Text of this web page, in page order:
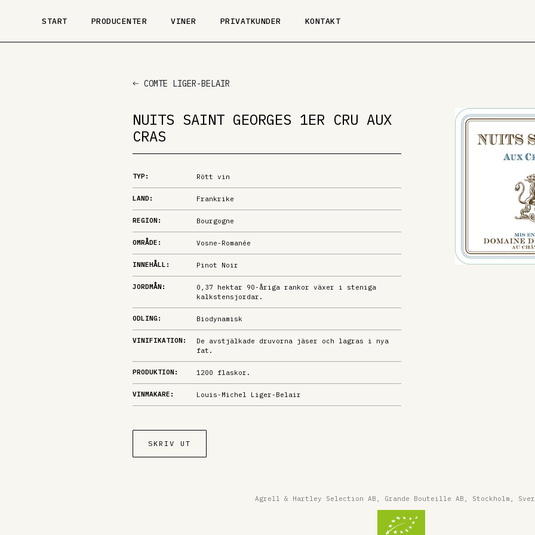
START PRODUCENTER VINER PRIVATKUNDER KONTAKT
COMTE LIGER-BELAIR
NUITS SAINT GEORGES 1ER CRU AUX
CRAS
TYP: Rött vin
LAND: Frankrike
REGION: Bourgogne
OMRÅDE: Vosne-Romanée
INNEHÅLL: Pinot Noir
JORDMÅN:
0,37 hektar 90-åriga rankor växer i steniga
kalkstensjordar.
ODLING: Biodynamisk
VINIFIKATION:
De avstjälkade druvorna jäser och lagras i nya
fat.
PRODUKTION: 1200 flaskor.
VINMAKARE: Louis-Michel Liger-Belair
SKRIV UT
Agrell & Hartley Selection AB, Grande Bouteille AB, Stockholm,